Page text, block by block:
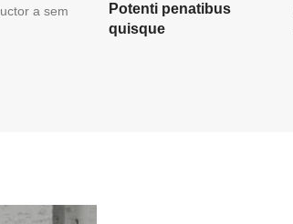
Potenti penatibus
quisque
a sem